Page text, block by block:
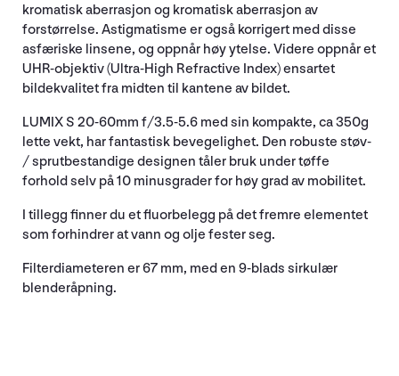
kromatisk aberrasjon og kromatisk aberrasjon av
forstørrelse. Astigmatisme er også korrigert med disse
asfæriske linsene, og oppnår høy ytelse. Videre oppnår et
UHR-objektiv (Ultra-High Refractive Index) ensartet
bildekvalitet fra midten til kantene av bildet.
LUMIX S 20-60mm f/3.5-5.6 med sin kompakte, ca 350g
lette vekt, har fantastisk bevegelighet. Den robuste støv-
/ sprutbestandige designen tåler bruk under tøffe
forhold selv på 10 minusgrader for høy grad av mobilitet.
I tillegg finner du et fluorbelegg på det fremre elementet
som forhindrer at vann og olje fester seg.
Filterdiameteren er 67 mm, med en 9-blads sirkulær
blenderåpning.